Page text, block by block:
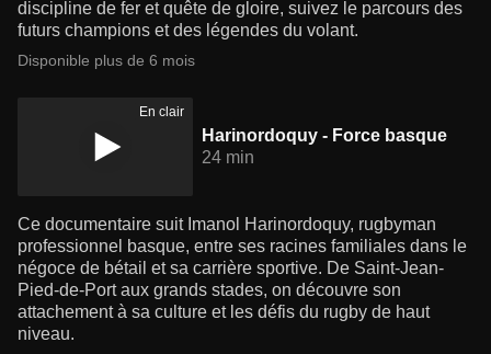
discipline de fer et quête de gloire, suivez le parcours des
futurs champions et des légendes du volant.
Disponible plus de 6 mois
En clair
Harinordoquy - Force basque
24 min
Ce documentaire suit Imanol Harinordoquy, rugbyman
professionnel basque, entre ses racines familiales dans le
négoce de bétail et sa carrière sportive. De Saint-Jean-
Pied-de-Port aux grands stades, on découvre son
attachement à sa culture et les défis du rugby de haut
niveau.